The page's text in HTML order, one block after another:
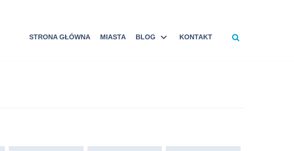
STRONA GŁÓWNA MIASTA BLOG KONTAKT